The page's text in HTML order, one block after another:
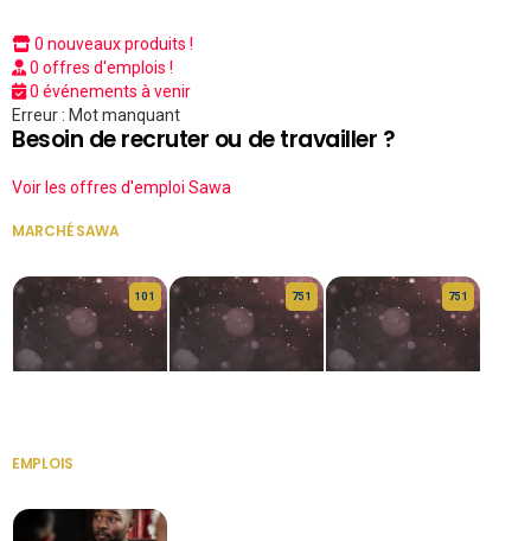
0 nouveaux produits !
0 offres d'emplois !
0 événements à venir
Erreur : Mot manquant
Besoin de recruter ou de travailler ?
Voir les offres d'emploi Sawa
MARCHÉ SAWA
10 1 75 1 75 1
EMPLOIS